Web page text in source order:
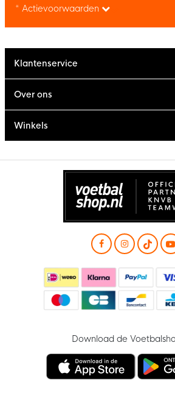
* Actievoorwaarden
Klantenservice
Over ons
Winkels
Download de